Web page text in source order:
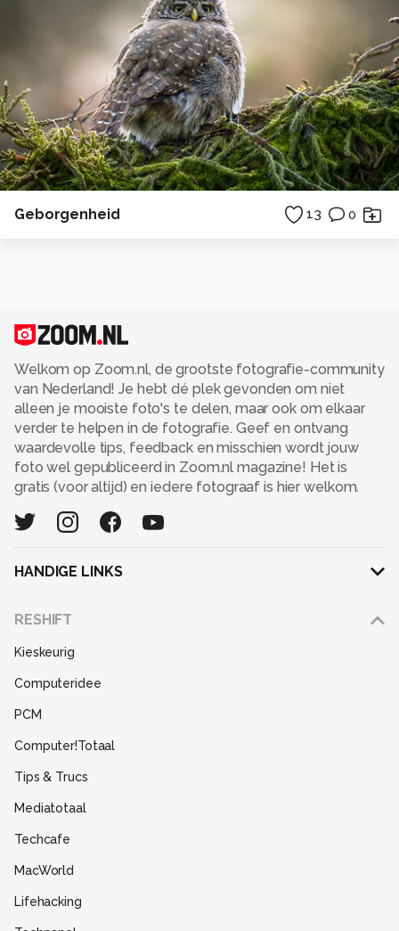
Geborgenheid 13 0
Welkom op Zoom.nl, de grootste fotografie-community
van Nederland! Je hebt dé plek gevonden om niet
alleen je mooiste foto's te delen, maar ook om elkaar
verder te helpen in de fotografie. Geef en ontvang
waardevolle tips, feedback en misschien wordt jouw
foto wel gepubliceerd in Zoom.nl magazine! Het is
gratis (voor altijd) en iedere fotograaf is hier welkom.
HANDIGE LINKS
RESHIFT
Kieskeurig
Computeridee
PCM
Computer!Totaal
Tips & Trucs
Mediatotaal
Techcafe
MacWorld
Lifehacking